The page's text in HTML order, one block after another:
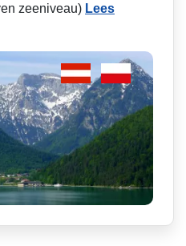
zeeniveau) Lees